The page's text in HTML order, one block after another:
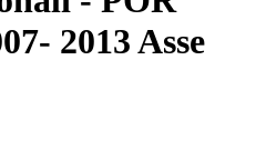
2013 Asse